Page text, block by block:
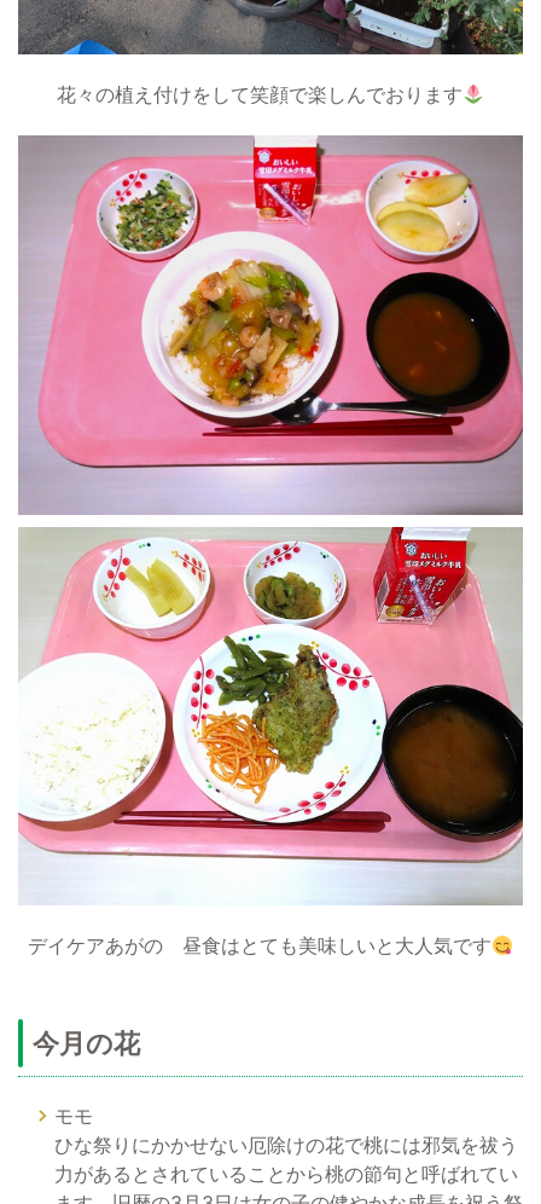
花々の植え付けをして笑顔で楽しんでおります
デイケアあがの 昼食はとても美味しいと大人気です
今月の花
モモ
ひな祭りにかかせない厄除けの花で桃には邪気を祓う
力があるとされていることから桃の節句と呼ばれてい